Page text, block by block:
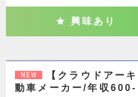
興味あり
NEW
【クラウドアー
動車メーカー/年収